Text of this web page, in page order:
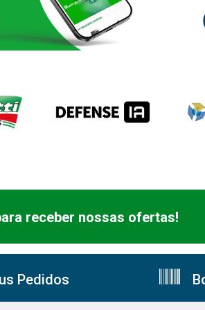
receber nossas ofertas!
Pedidos